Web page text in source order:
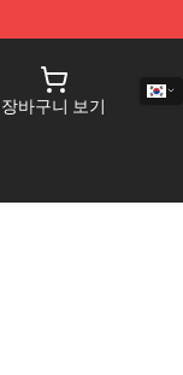
장바구니 보기